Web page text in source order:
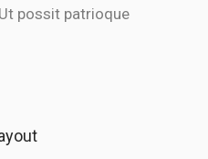
possit patrioque